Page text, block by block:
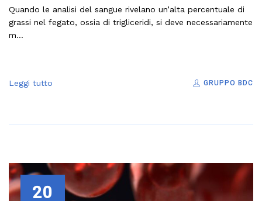
Quando le analisi del sangue rivelano un’alta percentuale di
grassi nel fegato, ossia di trigliceridi, si deve necessariamente
m...
Leggi tutto GRUPPO BDC
20